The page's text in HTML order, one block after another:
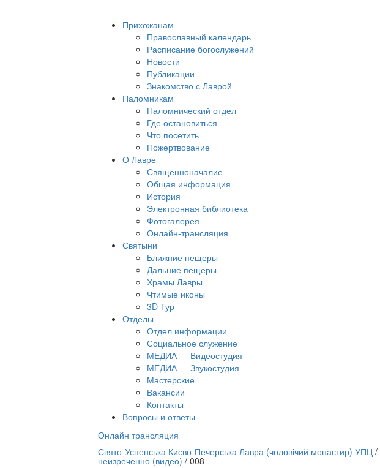
Прихожанам
Православный календарь
Расписание богослужений
Новости
Публикации
Знакомство с Лаврой
Паломникам
Паломнический отдел
Где остановиться
Что посетить
Пожертвование
О Лавре
Священноначалие
Общая информация
История
Электронная библиотека
Фотогалерея
Онлайн-трансляция
Святыни
Ближние пещеры
Дальние пещеры
Храмы Лавры
Чтимые иконы
3D Тур
Отделы
Отдел информации
Социальное служение
МЕДИА — Видеостудия
МЕДИА — Звукостудия
Мастерские
Вакансии
Контакты
Вопросы и ответы
Онлайн трансляция
12 сентября
Свято-Успенська Києво-Печерська Лавра (чоловічий монастир) УПЦ/
неизреченно (видео) / 008